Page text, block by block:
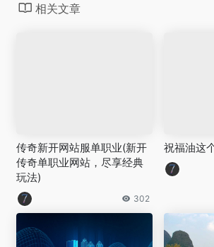
相关文章
传奇新开网站服单职业(新开
传奇单职业网站，尽享经典
玩法)
302
祝福油这